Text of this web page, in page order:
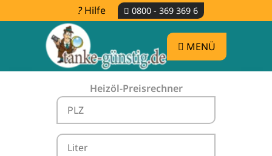
Hilfe 0800 - 369 369 6
MENÜ
Heizöl-Preisrechner
Heizölpreise Trossingen -
vergleichen & günstig tanken